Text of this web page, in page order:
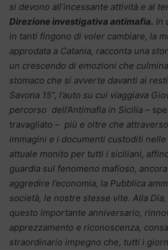
si devono all’incessante attività e al
Direzione investigativa antimafia. In
in tanti fingono di voler cambiare, la
approdata a Catania, racconta una
un crescendo di emozioni che
stomaco che si avverte davanti ai
Savona 15”, l’auto su cui viaggiava
percorso dell’Antimafia in Sicilia –
travagliato – più e oltre che
immagini e i documenti custoditi
attuale monito per tutti i siciliani,
guardia sul fenomeno mafioso,
aggredire l’economia, la Pubblica
società, le nostre stesse vite. Alla
questo importante anniversario,
apprezzamento e riconoscenza,
straordinario impegno che, tutti i